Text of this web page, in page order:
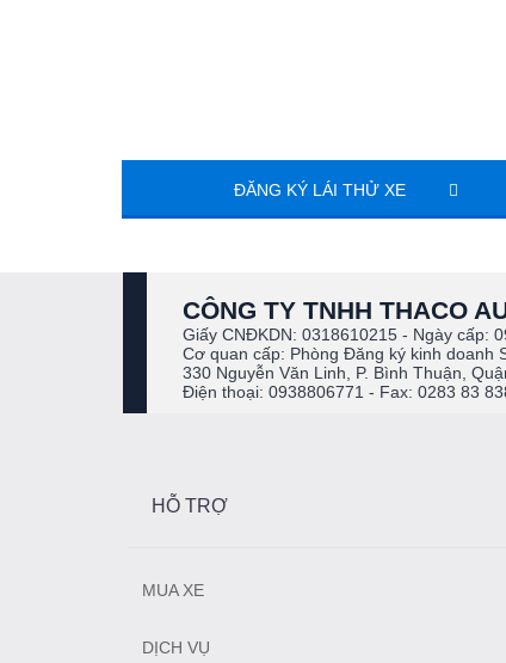
ĐĂNG KÝ LÁI THỬ XE
CÔNG TY TNHH THACO
Giấy CNĐKDN: 0318610215 - Ngày cấp:
Cơ quan cấp: Phòng Đăng ký kinh doanh
330 Nguyễn Văn Linh, P. Bình Thuận,
Điện thoại: 0938806771 - Fax: 0283 83
HỖ TRỢ
MUA XE
DỊCH VỤ